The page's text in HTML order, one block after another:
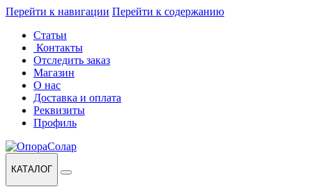
Перейти к навигации Перейти к содержанию
Статьи
Контакты
Отследить заказ
Магазин
О нас
Доставка и оплата
Реквизиты
Профиль
КАТАЛОГ